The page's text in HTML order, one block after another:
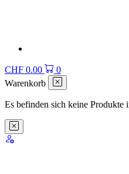
CHF 0.00
0
Warenkorb
Es befinden sich keine Produkte